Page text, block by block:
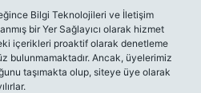
Bilgi Teknolojileri ve İletişim
bir Yer Sağlayıcı olarak hizmet
içerikleri proaktif olarak denetleme
bulunmamaktadır. Ancak, üyelerimiz
taşımakta olup, siteye üye olarak